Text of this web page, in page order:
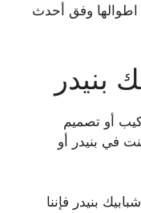
اطوالها وفق أحدث
بنيدر
أو تصميم
في بنيدر أو
بنيدر فإننا